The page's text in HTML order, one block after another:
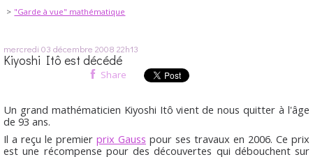
"Garde à vue" mathématique
mercredi 03 décembre 2008 22h13
Kiyoshi Itô est décédé
Share
Un grand mathématicien Kiyoshi Itô vient de nous quitter à l'âge
de 93 ans.
Il a reçu le premier prix Gauss pour ses travaux en 2006. Ce prix
est une récompense pour des découvertes qui débouchent sur